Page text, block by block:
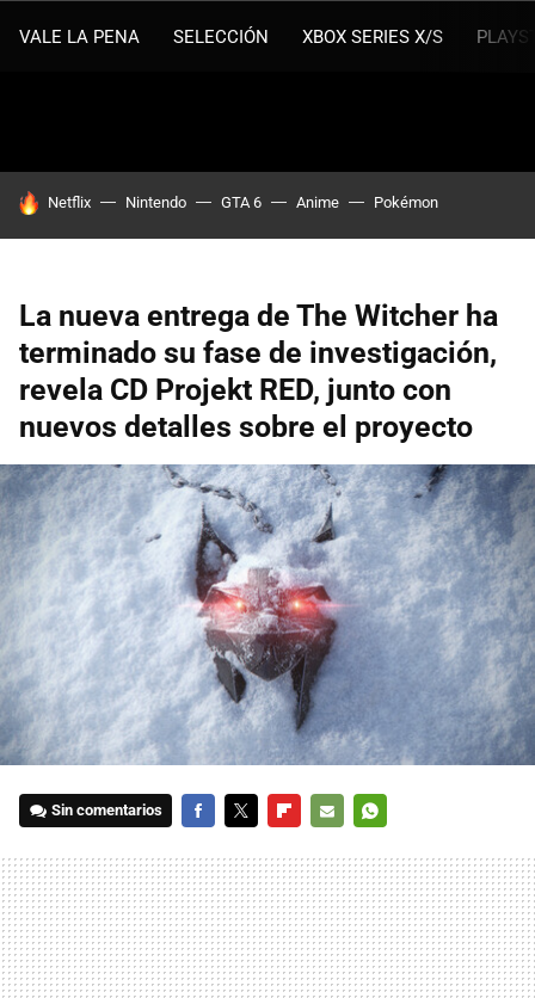
VALE LA PENA SELECCIÓN XBOX SERIES X/S
HOY SE HABLA DE
Netflix Nintendo GTA 6 Anime Pokémon
La nueva entrega de The Witcher ha
terminado su fase de investigación,
revela CD Projekt RED, junto con
nuevos detalles sobre el proyecto
Sin comentarios
MAIL